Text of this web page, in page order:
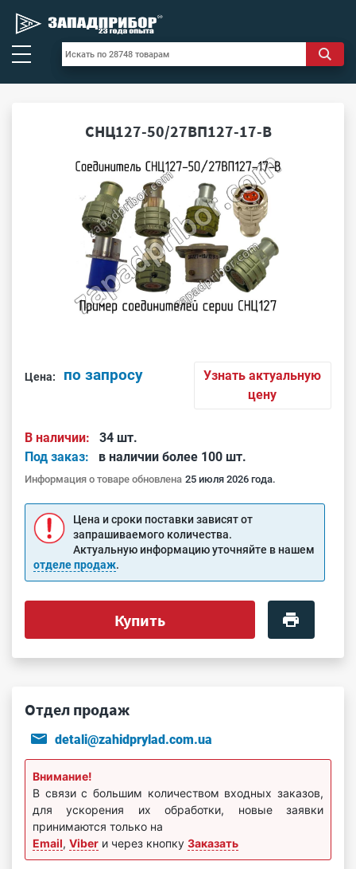
СНЦ127-50/27ВП127-17-В
Цена: по запросу
Узнать актуальную
цену
В наличии:
34 шт.
Под заказ:
в наличии более 100 шт.
Информация о товаре обновлена 25 июля 2026 года.
Цена и сроки поставки зависят от
запрашиваемого количества.
Актуальную информацию уточняйте в нашем
отделе продаж.
Купить
Отдел продаж
detali@zahidprylad.com.ua
Внимание!
В связи с большим количеством входных заказов,
для ускорения их обработки, новые заявки
принимаются только на
Email, Viber и через кнопку Заказать